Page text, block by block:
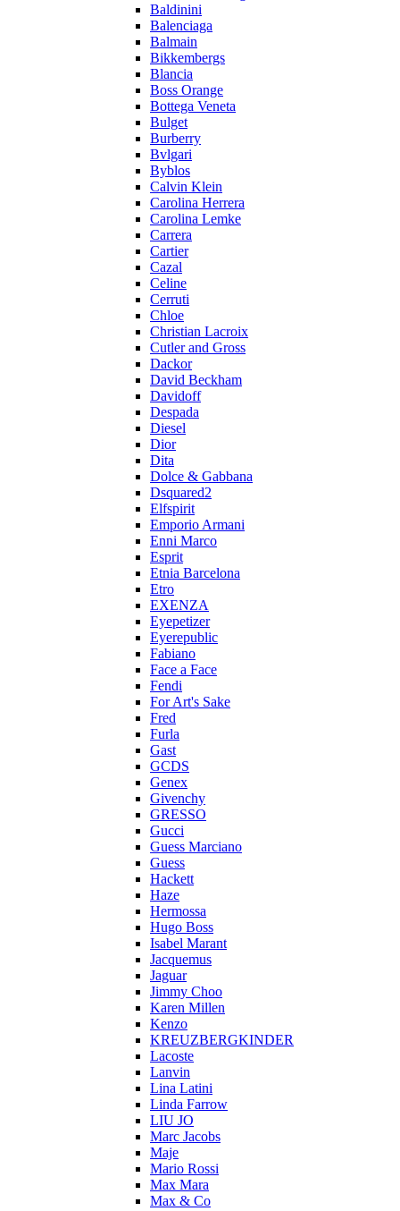
Baldinini
Balenciaga
Balmain
Bikkembergs
Blancia
Boss Orange
Bottega Veneta
Bulget
Burberry
Bvlgari
Byblos
Calvin Klein
Carolina Herrera
Carolina Lemke
Carrera
Cartier
Cazal
Celine
Cerruti
Chloe
Christian Lacroix
Cutler and Gross
Dackor
David Beckham
Davidoff
Despada
Diesel
Dior
Dita
Dolce & Gabbana
Dsquared2
Elfspirit
Emporio Armani
Enni Marco
Esprit
Etnia Barcelona
Etro
EXENZA
Eyepetizer
Eyerepublic
Fabiano
Face a Face
Fendi
For Art's Sake
Fred
Furla
Gast
GCDS
Genex
Givenchy
GRESSO
Gucci
Guess Marciano
Guess
Hackett
Haze
Hermossa
Hugo Boss
Isabel Marant
Jacquemus
Jaguar
Jimmy Choo
Karen Millen
Kenzo
KREUZBERGKINDER
Lacoste
Lanvin
Lina Latini
Linda Farrow
LIU JO
Marc Jacobs
Maje
Mario Rossi
Max Mara
Max & Co